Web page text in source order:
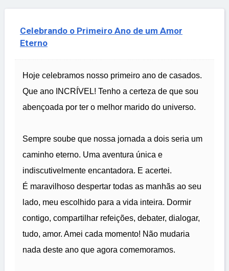
Celebrando o Primeiro Ano de um Amor
Eterno
Hoje celebramos nosso primeiro ano de casados.
Que ano INCRÍVEL! Tenho a certeza de que sou
abençoada por ter o melhor marido do universo.
Sempre soube que nossa jornada a dois seria um
caminho eterno. Uma aventura única e
indiscutivelmente encantadora. E acertei.
É maravilhoso despertar todas as manhãs ao seu
lado, meu escolhido para a vida inteira. Dormir
contigo, compartilhar refeições, debater, dialogar,
tudo, amor. Amei cada momento! Não mudaria
nada deste ano que agora comemoramos.